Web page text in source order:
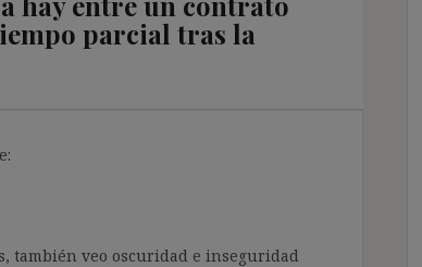
parcial tras la
también veo oscuridad e inseguridad